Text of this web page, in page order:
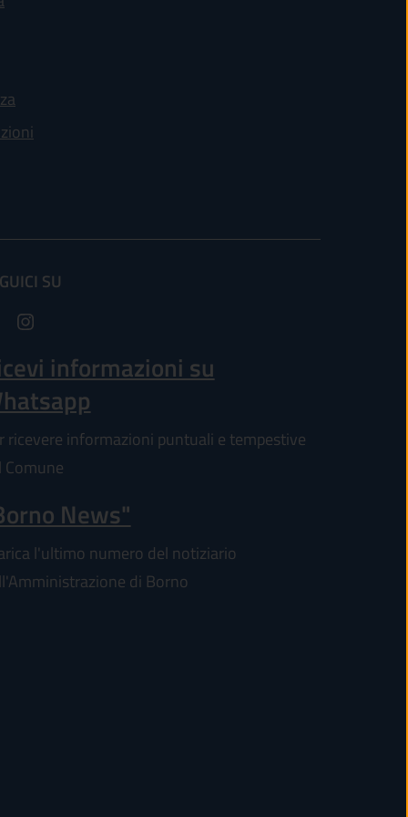
in un'altra scheda).
SU
informazioni su
ricevere informazioni puntuali e tempestive
Comune
News"
l'ultimo numero del notiziario
di Borno